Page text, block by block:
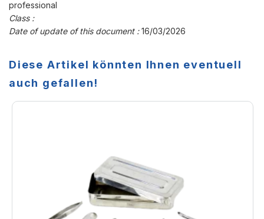
professional
Class :
Date of update of this document :16/03/2026
Diese Artikel könnten Ihnen eventuell
auch gefallen!